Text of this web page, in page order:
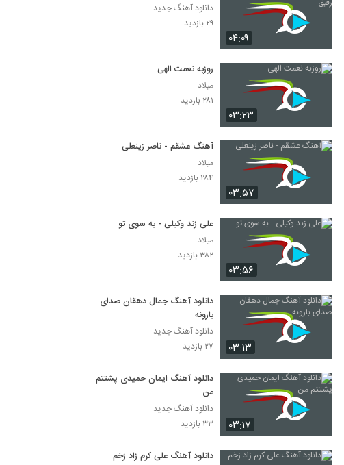
۰۴:۰۹
دانلود آهنگ جدید
۲۹ بازدید
۰۳:۲۳
روزبه نعمت الهی
میلاد
۲۸۱ بازدید
۰۳:۵۷
آهنگ عشقم - ناصر زینعلی
میلاد
۲۸۴ بازدید
۰۳:۵۶
علی زند وکیلی - به سوی تو
میلاد
۳۸۲ بازدید
۰۳:۱۳
دانلود آهنگ جمال دهقان صدای
بارونه
دانلود آهنگ جدید
۲۷ بازدید
۰۳:۱۷
دانلود آهنگ ایمان حمیدی پشتتم
من
دانلود آهنگ جدید
۳۳ بازدید
دانلود آهنگ علی کرم زاد زخم